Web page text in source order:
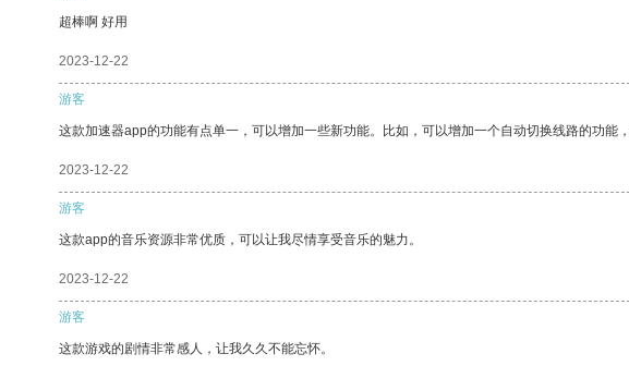
超棒啊 好用
2023-12-22
游客
这款加速器app的功能有点单一，可以增加一些新功能。比如，可以增加一个自动切换线路的功能
2023-12-22
游客
这款app的音乐资源非常优质，可以让我尽情享受音乐的魅力。
2023-12-22
游客
这款游戏的剧情非常感人，让我久久不能忘怀。